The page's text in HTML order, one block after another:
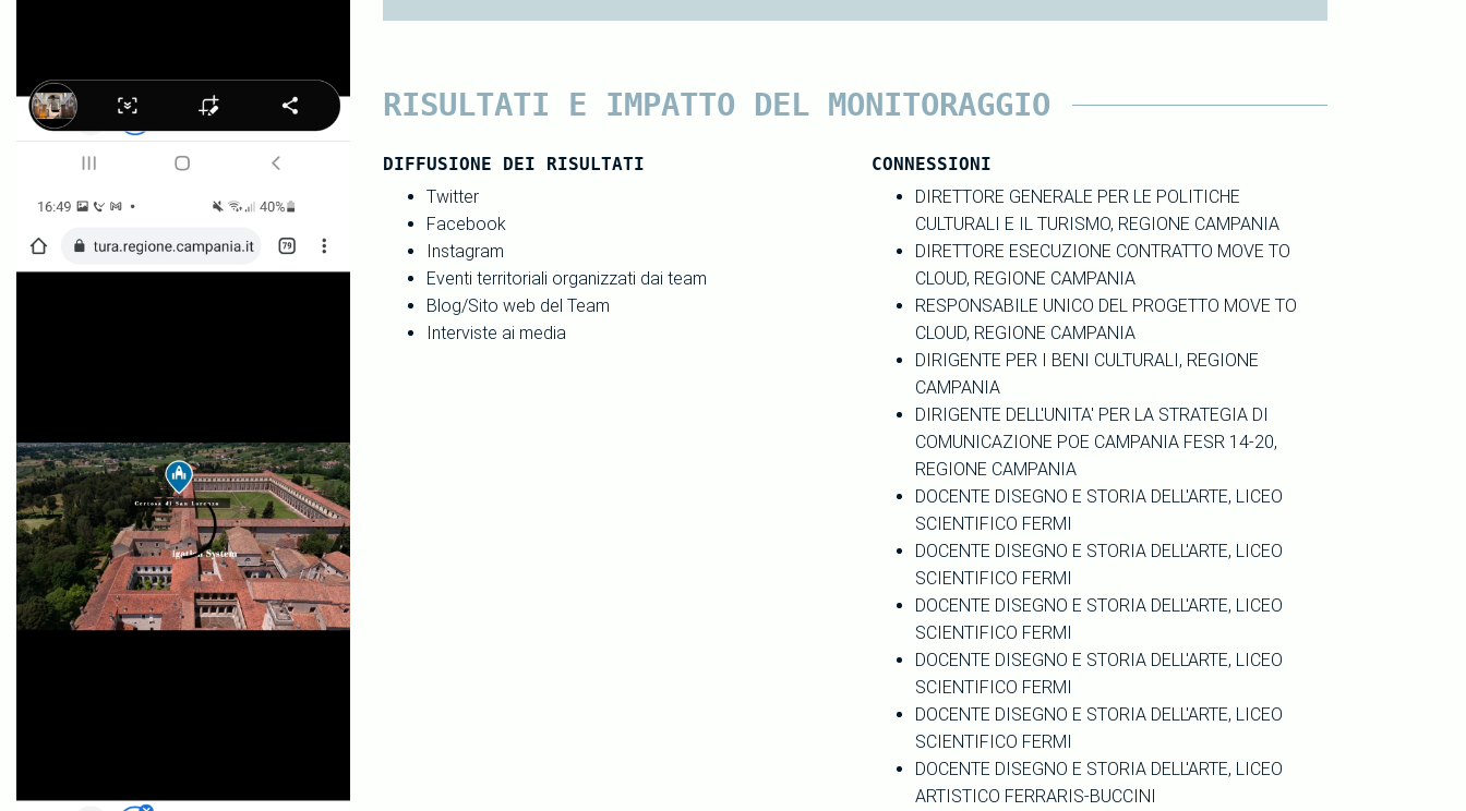
RISULTATI E IMPATTO DEL MONITORAGGIO
DIFFUSIONE DEI RISULTATI
Twitter
Facebook
Instagram
Eventi territoriali organizzati dai team
Blog/Sito web del Team
Interviste ai media
CONNESSIONI
DIRETTORE GENERALE PER LE POLITICHE
CULTURALI E IL TURISMO, REGIONE CAMPANIA
DIRETTORE ESECUZIONE CONTRATTO MOVE TO
CLOUD, REGIONE CAMPANIA
RESPONSABILE UNICO DEL PROGETTO MOVE TO
CLOUD, REGIONE CAMPANIA
DIRIGENTE PER I BENI CULTURALI, REGIONE
CAMPANIA
DIRIGENTE DELL'UNITA' PER LA STRATEGIA DI
COMUNICAZIONE POE CAMPANIA FESR 14-20,
REGIONE CAMPANIA
DOCENTE DISEGNO E STORIA DELL'ARTE, LICEO
SCIENTIFICO FERMI
DOCENTE DISEGNO E STORIA DELL'ARTE, LICEO
SCIENTIFICO FERMI
DOCENTE DISEGNO E STORIA DELL'ARTE, LICEO
SCIENTIFICO FERMI
DOCENTE DISEGNO E STORIA DELL'ARTE, LICEO
SCIENTIFICO FERMI
DOCENTE DISEGNO E STORIA DELL'ARTE, LICEO
SCIENTIFICO FERMI
DOCENTE DISEGNO E STORIA DELL'ARTE, LICEO
ARTISTICO FERRARIS-BUCCINI